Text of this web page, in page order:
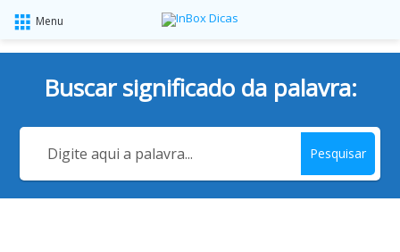
Menu
Buscar significado da palavra:
Pesquisar